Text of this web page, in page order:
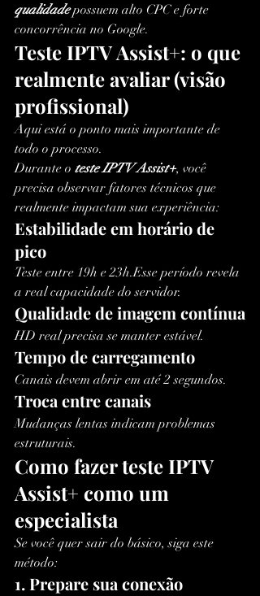
qualidade possuem alto CPC e forte
concorrência no Google.
Teste IPTV Assist+: o que
realmente avaliar (visão
profissional)
Aqui está o ponto mais importante de
todo o processo.
Durante o teste IPTV Assist+, você
precisa observar fatores técnicos que
realmente impactam sua experiência:
Estabilidade em horário de
pico
Teste entre 19h e 23h.Esse período revela
a real capacidade do servidor.
Qualidade de imagem contínua
HD real precisa se manter estável.
Tempo de carregamento
Canais devem abrir em até 2 segundos.
Troca entre canais
Mudanças lentas indicam problemas
estruturais.
Como fazer teste IPTV
Assist+ como um
especialista
Se você quer sair do básico, siga este
método:
1. Prepare sua conexão